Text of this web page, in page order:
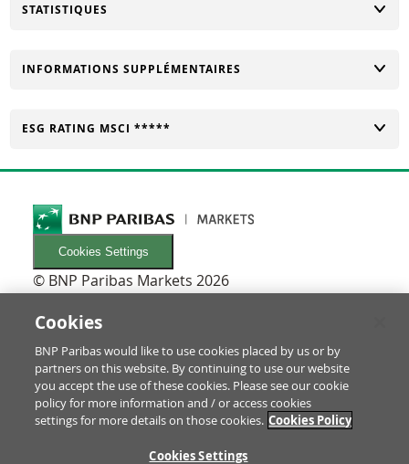
CHANGER
STATISTIQUES
CHANGER
INFORMATIONS SUPPLÉMENTAIRES
CHANGER
ESG RATING MSCI *****
Cookies Settings
© BNP Paribas Markets 2026
Newsletters
Glossaire
RECHTLICHES
Conditions d'utilisation/Mentions légales
Prospectus & informations pour les investisseurs
Cookies
BNP Paribas would like to use cookies placed by us or by
partners on this website. By continuing to use our website
you accept the use of these cookies. Please see our cookie
policy for more information and / or access cookies
settings for more details on those cookies. Cookies Policy
Cookies Settings